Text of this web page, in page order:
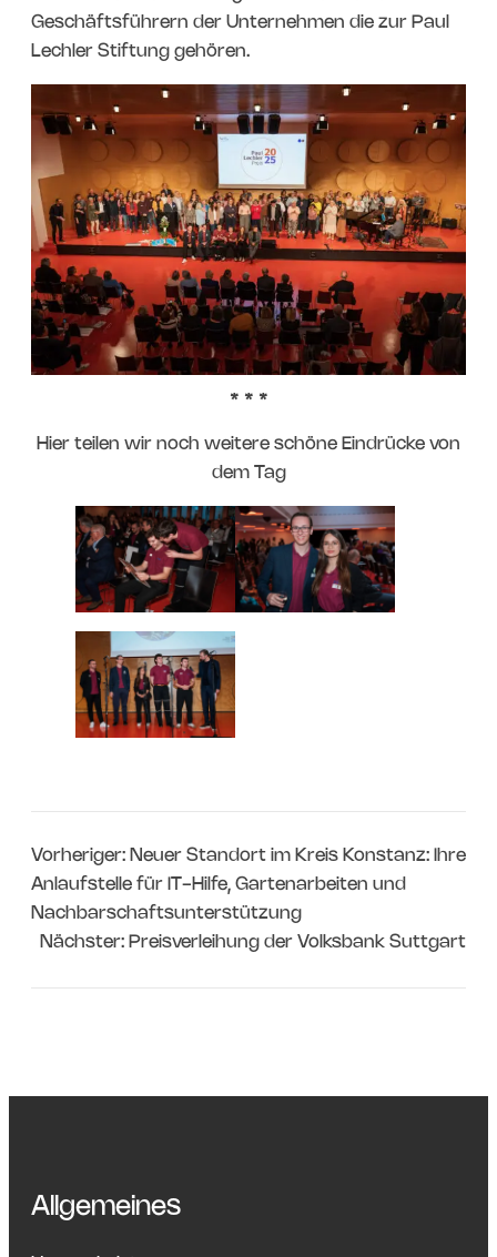
Geschäftsführern der Unternehmen die zur Paul
Lechler Stiftung gehören.
Hier teilen wir noch weitere schöne Eindrücke von
dem Tag
Vorheriger: Neuer Standort im Kreis Konstanz: Ihre
Anlaufstelle für IT-Hilfe, Gartenarbeiten und
Nachbarschaftsunterstützung
Nächster: Preisverleihung der Volksbank Suttgart
Allgemeines